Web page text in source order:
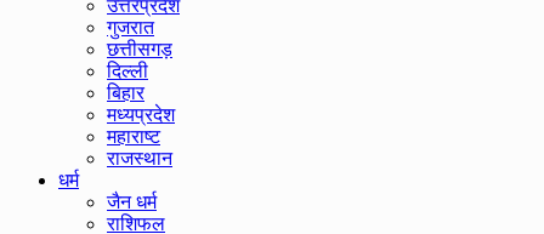
उत्तरप्रदेश
गुजरात
छत्तीसगड़
दिल्ली
बिहार
मध्यप्रदेश
महाराष्ट
राजस्थान
धर्म
जैन धर्म
राशिफल